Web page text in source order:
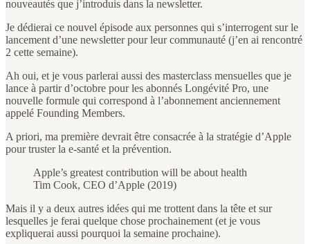
nouveautés que j’introduis dans la newsletter.
Je dédierai ce nouvel épisode aux personnes qui s’interrogent sur le
lancement d’une newsletter pour leur communauté (j’en ai rencontré
2 cette semaine).
Ah oui, et je vous parlerai aussi des masterclass mensuelles que je
lance à partir d’octobre pour les abonnés Longévité Pro, une
nouvelle formule qui correspond à l’abonnement anciennement
appelé Founding Members.
A priori, ma première devrait être consacrée à la stratégie d’Apple
pour truster la e-santé et la prévention.
Apple’s greatest contribution will be about health
Tim Cook, CEO d’Apple (2019)
Mais il y a deux autres idées qui me trottent dans la tête et sur
lesquelles je ferai quelque chose prochainement (et je vous
expliquerai aussi pourquoi la semaine prochaine).